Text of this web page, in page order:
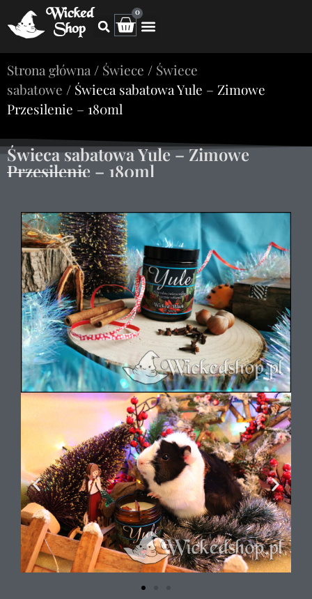
Wicked
Shop
0
Strona główna / Świece / Świece
sabatowe / Świeca sabatowa Yule – Zimowe
Przesilenie – 180ml
Świeca sabatowa Yule – Zimowe
Przesilenie – 180ml